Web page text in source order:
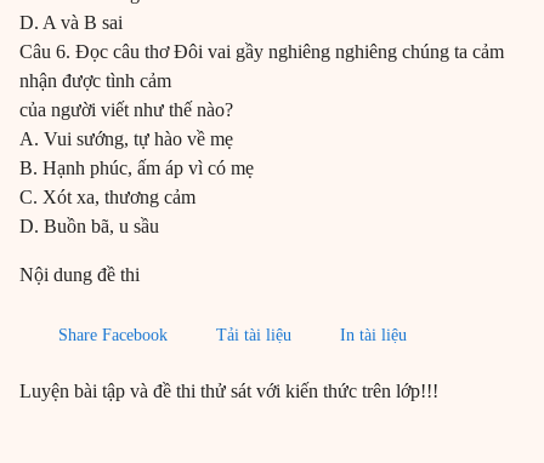
D. A và B sai
Câu 6. Đọc câu thơ Đôi vai gầy nghiêng nghiêng chúng ta cảm
nhận được tình cảm
của người viết như thế nào?
A. Vui sướng, tự hào về mẹ
B. Hạnh phúc, ấm áp vì có mẹ
C. Xót xa, thương cảm
D. Buồn bã, u sầu
Nội dung đề thi
Share Facebook Tải tài liệu In tài liệu
Luyện bài tập và đề thi thử sát với kiến thức trên lớp!!!